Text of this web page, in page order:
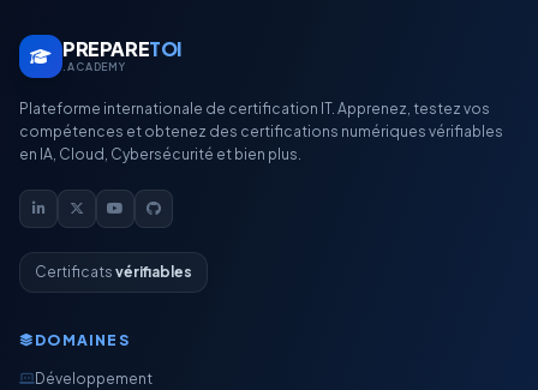
PREPARETOI
.ACADEMY
Plateforme internationale de certification IT. Apprenez, testez vos
compétences et obtenez des certifications numériques vérifiables
en IA, Cloud, Cybersécurité et bien plus.
Certificats vérifiables
DOMAINES
Développement